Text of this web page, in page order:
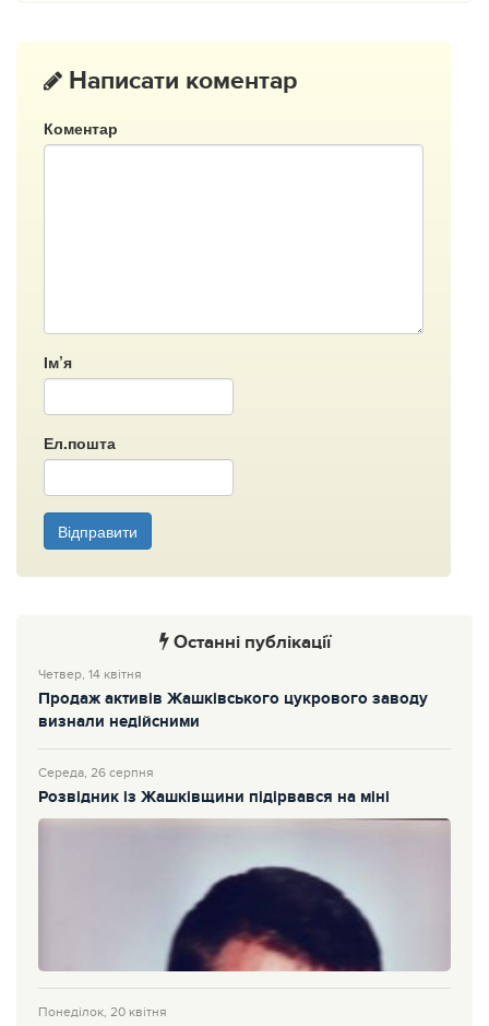
Написати коментар
Коментар
Ім’я
Ел.пошта
Відправити
Останні публікації
Четвер, 14 квітня
Продаж активів Жашківського цукрового заводу
визнали недійсними
Середа, 26 серпня
Розвідник із Жашківщини підірвався на міні
Понеділок, 20 квітня